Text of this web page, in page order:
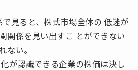
見ると、株式市場全体の 低迷が
関係を見い出すこ とができない
ない。
が認識できる企業の株価は決し